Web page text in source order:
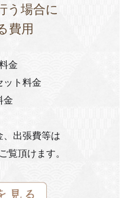
う場合に
費用
金
ト料金
金
、出張費等は
覧頂けます。